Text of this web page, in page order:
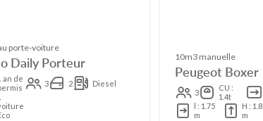
porte-voiture
Daily Porteur
an de
3 2
Diesel
10m3 manuelle
Peugeot Boxer
3
CU :
1.4t
l : 1.75
m
H : 1.8
m